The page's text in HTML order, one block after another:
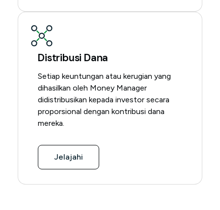
Distribusi Dana
Setiap keuntungan atau kerugian yang
dihasilkan oleh Money Manager
didistribusikan kepada investor secara
proporsional dengan kontribusi dana
mereka.
Jelajahi